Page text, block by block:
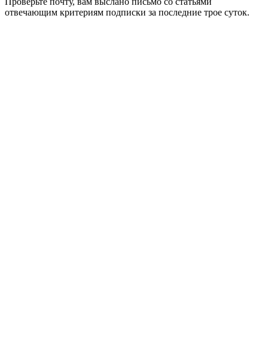
отвечающим критериям подписки за последние трое суток.